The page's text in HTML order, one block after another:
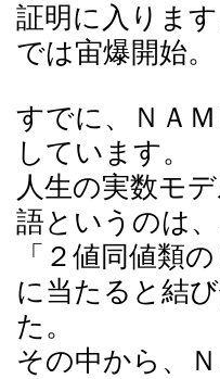
証明に入ります
では宙爆開始。
すでに、ＮＡ
しています。
人生の実数モ
語というのは
「２値同値類の
に当たると結
た。
その中から、